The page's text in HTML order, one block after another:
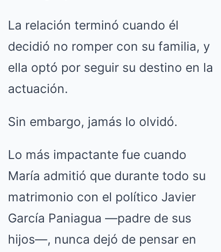
La relación terminó cuando él
decidió no romper con su familia, y
ella optó por seguir su destino en la
actuación.
Sin embargo, jamás lo olvidó.
Lo más impactante fue cuando
María admitió que durante todo su
matrimonio con el político Javier
García Paniagua —padre de sus
hijos—, nunca dejó de pensar en